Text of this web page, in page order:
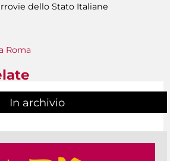
dello Stato Italiane
Roma
In archivio